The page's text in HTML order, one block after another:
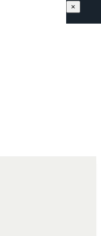
×